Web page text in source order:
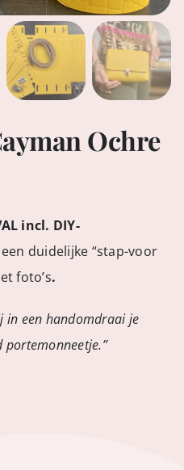
Ochre
incl. DIY-
duidelijke “stap-voor
foto’s.
in een handomdraai je
portemonneetje.”